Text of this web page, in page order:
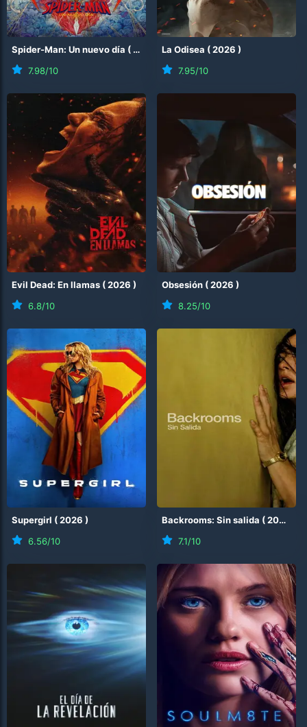
Spider-Man: Un nuevo día ( 2026
7.98/10
La Odisea (2026 )
7.95/10
Evil Dead: En llamas (2026 )
6.8/10
Obsesión (2026 )
8.25/10
Supergirl (2026 )
6.56/10
Backrooms: Sin salida (2026
7.1/10